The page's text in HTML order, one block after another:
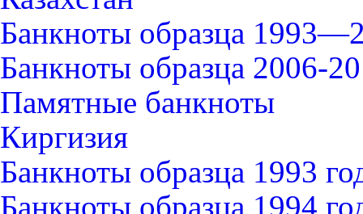
Банкноты образца
Банкноты образца 2006-
Памятные банкноты
Киргизия
Банкноты образца 1993
Банкноты образца 1994